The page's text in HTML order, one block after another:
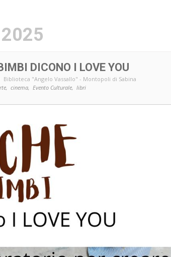
2025
DICONO I LOVE YOU
Biblioteca "Angelo Vassallo" - Montopoli di Sabina
cinema, Evento Culturale, libri